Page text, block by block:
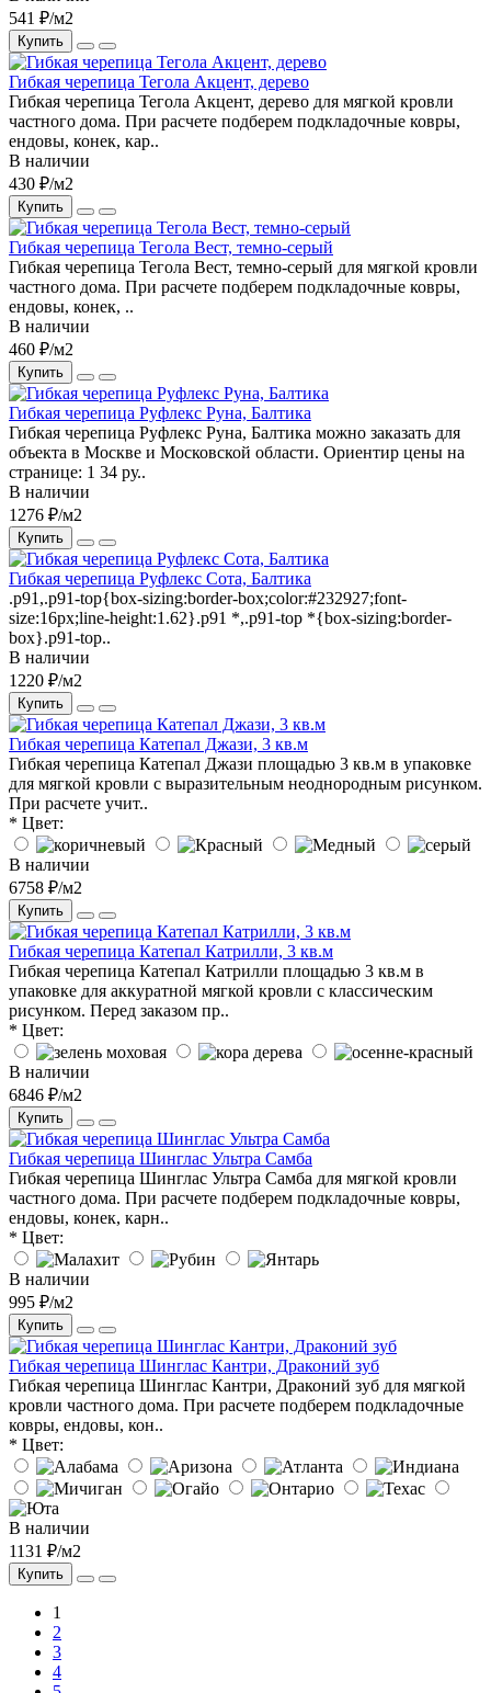
541 ₽/м2
Купить
Гибкая черепица Тегола Акцент, дерево
Гибкая черепица Тегола Акцент, дерево для мягкой кровли
частного дома. При расчете подберем подкладочные ковры,
ендовы, конек, кар..
В наличии
430 ₽/м2
Купить
Гибкая черепица Тегола Вест, темно-серый
Гибкая черепица Тегола Вест, темно-серый для мягкой кровли
частного дома. При расчете подберем подкладочные ковры,
ендовы, конек, ..
В наличии
460 ₽/м2
Купить
Гибкая черепица Руфлекс Руна, Балтика
Гибкая черепица Руфлекс Руна, Балтика можно заказать для
объекта в Москве и Московской области. Ориентир цены на
странице: 1 34 ру..
В наличии
1276 ₽/м2
Купить
Гибкая черепица Руфлекс Сота, Балтика
.p91,.p91-top{box-sizing:border-box;color:#232927;font-
size:16px;line-height:1.62}.p91 *,.p91-top *{box-sizing:border-
box}.p91-top..
В наличии
1220 ₽/м2
Купить
Гибкая черепица Катепал Джази, 3 кв.м
Гибкая черепица Катепал Джази площадью 3 кв.м в упаковке
для мягкой кровли с выразительным неоднородным рисунком.
При расчете учит..
* Цвет:
В наличии
6758 ₽/м2
Купить
Гибкая черепица Катепал Катрилли, 3 кв.м
Гибкая черепица Катепал Катрилли площадью 3 кв.м в
упаковке для аккуратной мягкой кровли с классическим
рисунком. Перед заказом пр..
* Цвет:
В наличии
6846 ₽/м2
Купить
Гибкая черепица Шинглас Ультра Самба
Гибкая черепица Шинглас Ультра Самба для мягкой кровли
частного дома. При расчете подберем подкладочные ковры,
ендовы, конек, карн..
* Цвет:
В наличии
995 ₽/м2
Купить
Гибкая черепица Шинглас Кантри, Драконий зуб
Гибкая черепица Шинглас Кантри, Драконий зуб для мягкой
кровли частного дома. При расчете подберем подкладочные
ковры, ендовы, кон..
* Цвет:
В наличии
1131 ₽/м2
Купить
1
2
3
4